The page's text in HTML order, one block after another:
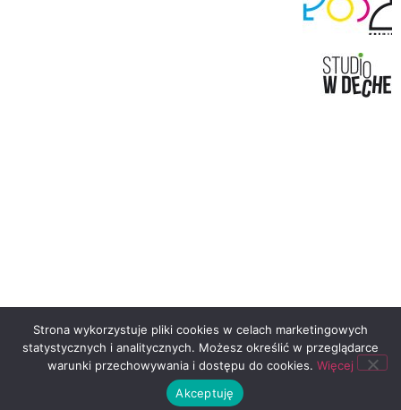
Strona wykorzystuje pliki cookies w celach marketingowych
statystycznych i analitycznych. Możesz określić w przeglądarce
warunki przechowywania i dostępu do cookies. Więcej
Akceptuję